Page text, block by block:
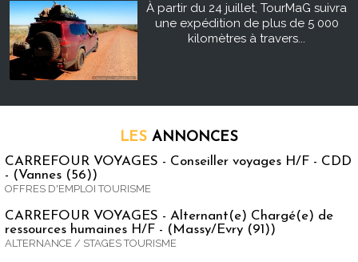
À partir du 24 juillet, TourMaG suivra
une expédition de plus de 5 000
kilomètres à travers...
LES ANNONCES
CARREFOUR VOYAGES - Conseiller voyages H/F - CDD
- (Vannes (56))
OFFRES D'EMPLOI TOURISME
CARREFOUR VOYAGES - Alternant(e) Chargé(e) de
ressources humaines H/F - (Massy/Evry (91))
ALTERNANCE / STAGES TOURISME